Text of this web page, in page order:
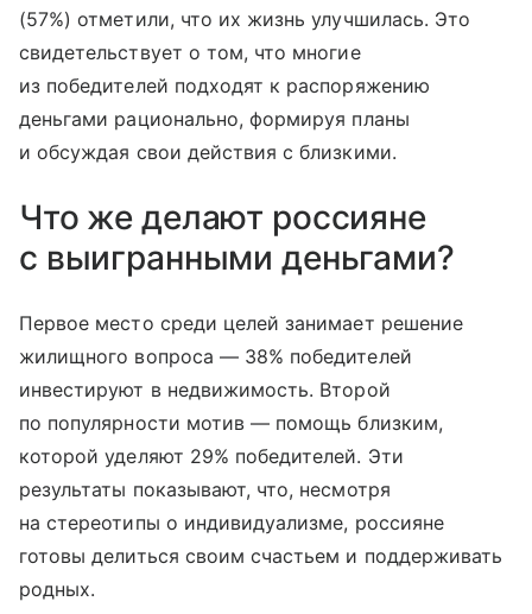
(57%) отметили, что их жизнь улучшилась. Это
свидетельствует о том, что многие
из победителей подходят к распоряжению
деньгами рационально, формируя планы
и обсуждая свои действия с близкими.
Что же делают россияне
с выигранными деньгами?
Первое место среди целей занимает решение
жилищного вопроса — 38% победителей
инвестируют в недвижимость. Второй
по популярности мотив — помощь близким,
которой уделяют 29% победителей. Эти
результаты показывают, что, несмотря
на стереотипы о индивидуализме, россияне
готовы делиться своим счастьем и поддерживать
родных.